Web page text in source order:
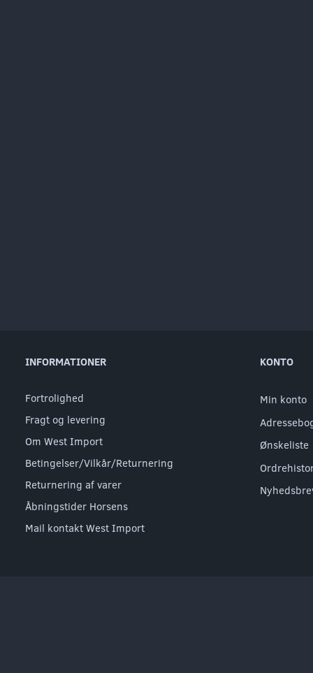
INFORMATIONER
Fortrolighed
Fragt og levering
Om West Import
Betingelser/Vilkår/Returnering
Returnering af varer
Åbningstider Horsens
Mail kontakt West Import
KONTO
Min konto
Ønskeliste